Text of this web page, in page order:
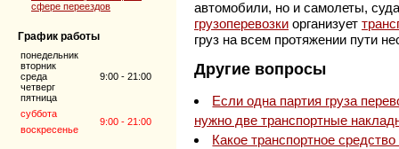
сфере переездов
График работы
понедельник
вторник
среда
четверг
пятница
9:00 - 21:00
суббота
9:00 - 21:00
воскресенье
автомобили, но и самолеты,
грузоперевозки организует
груз на всем протяжении пути
Другие вопросы
Если одна партия груза
нужно две транспортные
Какое транспортное